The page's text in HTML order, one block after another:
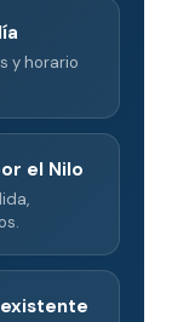
y horario
el Nilo